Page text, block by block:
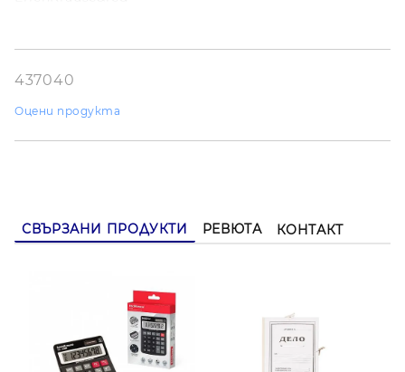
437040
Оцени продукта
СВЪРЗАНИ ПРОДУКТИ РЕВЮТА КОНТАКТ